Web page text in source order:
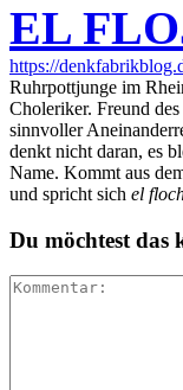
EL
https://
Ruhrpottjunge im
Choleriker. Freund
sinnvoller
denkt nicht daran, es
Name. Kommt aus
und spricht sich el
Du möchtest das